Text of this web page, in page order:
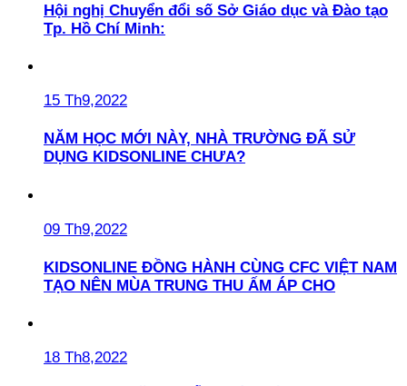
Hội nghị Chuyển đổi số Sở Giáo dục và Đào tạo
Tp. Hồ Chí Minh:
15 Th9,2022
NĂM HỌC MỚI NÀY, NHÀ TRƯỜNG ĐÃ SỬ
DỤNG KIDSONLINE CHƯA?
09 Th9,2022
KIDSONLINE ĐỒNG HÀNH CÙNG CFC VIỆT NAM
TẠO NÊN MÙA TRUNG THU ẤM ÁP CHO
18 Th8,2022